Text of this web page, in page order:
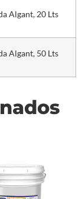
Algant, 20 Lts
Algant, 50 Lts